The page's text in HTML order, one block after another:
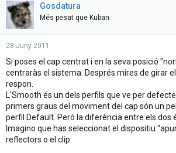
Gosdatura
Més pesat que Kuban
28 Juny 2011
Si poses el cap centrat i en la seva posició
centraràs el sistema. Després mires de girar
respon.
L'Smooth és un dels perfils que ve per
primers graus del moviment del cap són un
perfil Default. Però la diferència entre els dos
Imagino que has seleccionat el dispositiu
reflectors o el clip.